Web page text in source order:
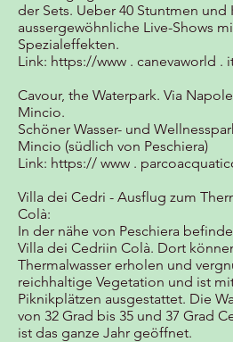
der Sets. Ueber 40 Stuntmen und
aussergewöhnliche Live-Shows
Spezialeffekten.
Link: https://www . canevaworld .
Cavour, the Waterpark. Via
Mincio.
Schöner Wasser- und
Mincio (südlich von Peschiera)
Link: https:// www .
Villa dei Cedri - Ausflug zum
Colà:
In der nähe von Peschiera
Villa dei Cedriin Colà. Dort
Thermalwasser erholen und
reichhaltige Vegetation und ist
Piknikplätzen ausgestattet. Die
von 32 Grad bis 35 und 37 Grad
ist das ganze Jahr geöffnet.